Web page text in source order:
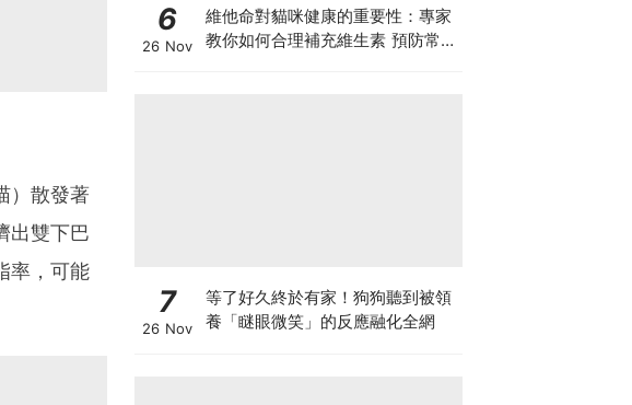
）散發著
出雙下巴
率，可能
6
26 Nov
維他命對貓咪健康的重要性：專家
教你如何合理補充維生素 預防常見
7
26 Nov
等了好久終於有家！狗狗聽到被領
養「瞇眼微笑」的反應融化全網